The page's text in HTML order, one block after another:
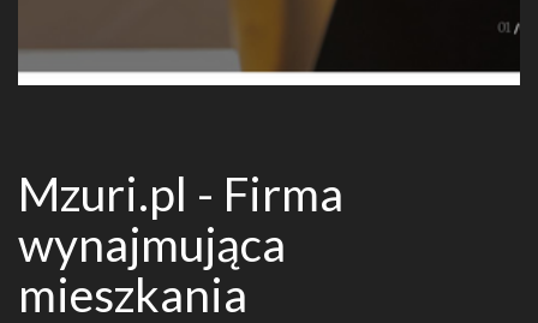
Mzuri.pl - Firma
wynajmująca
mieszkania